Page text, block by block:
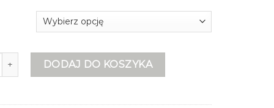
puchowa tiffiDODAJ DO KOSZYKA